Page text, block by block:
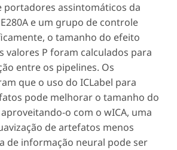
portadores assintomáticos da
e um grupo de controle
o tamanho do efeito
valores P foram calculados para
entre os pipelines. Os
que o uso do ICLabel para
pode melhorar o tamanho do
o com o wICA, uma
de artefatos menos
de informação neural pode ser